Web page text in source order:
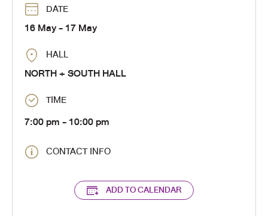
DATE
16 May- 17 May
HALL
NORTH + SOUTH HALL
TIME
7:00 pm- 10:00 pm
CONTACT INFO
ADD TO CALENDAR